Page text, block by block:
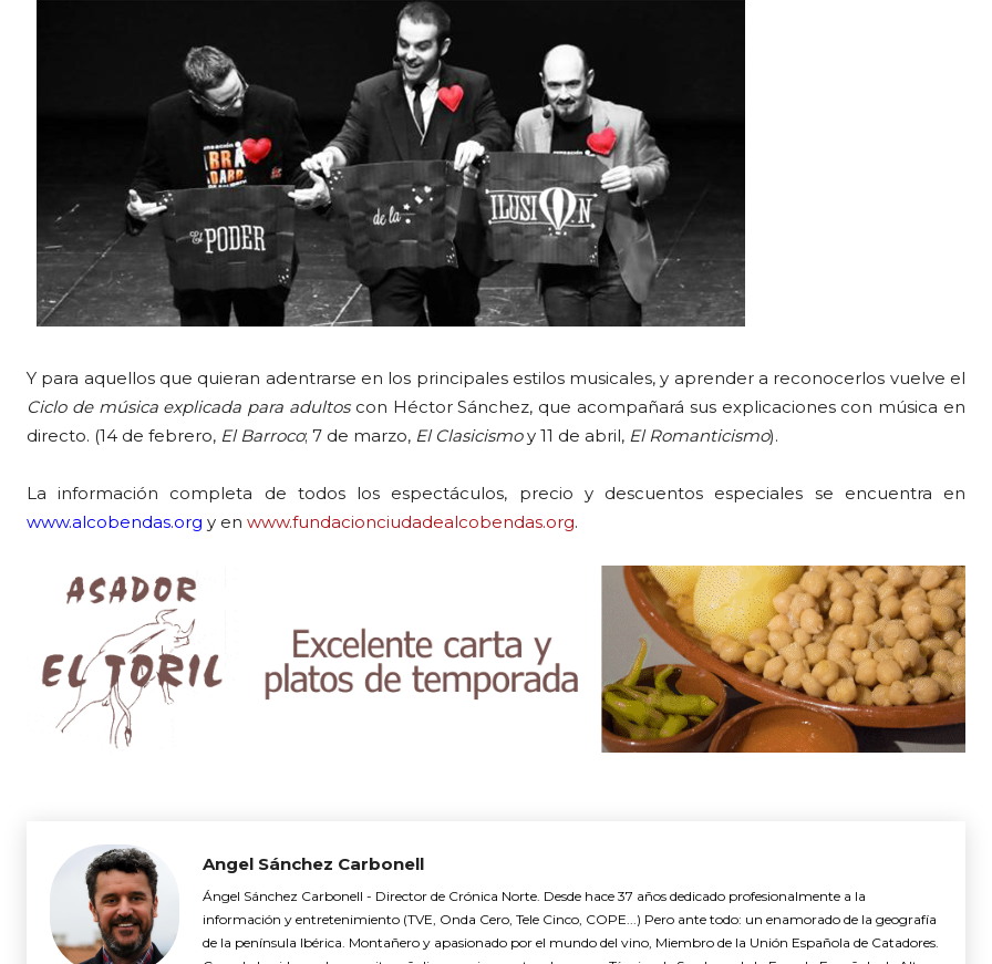
Y para aquellos que quieran adentrarse en los principales estilos musicales, y aprender a reconocerlos vuelve el
Ciclo de música explicada para adultos con Héctor Sánchez, que acompañará sus explicaciones con música en
directo. (14 de febrero, El Barroco; 7 de marzo, El Clasicismoy 11 de abril, El Romanticismo).
La información completa de todos los espectáculos, precio y descuentos especiales se encuentra en
www.alcobendas.org y en www.fundacionciudadealcobendas.org.
Angel Sánchez Carbonell
Ángel Sánchez Carbonell - Director de Crónica Norte. Desde hace 37 años dedicado profesionalmente a la
información y entretenimiento (TVE, Onda Cero, Tele Cinco, COPE...) Pero ante todo: un enamorado de la geografía
de la península Ibérica. Montañero y apasionado por el mundo del vino, Miembro de la Unión Española de Catadores.